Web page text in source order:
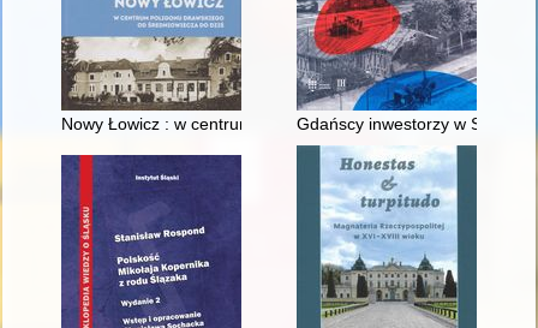
Nowy Łowicz : w centrum poligonu drawskiego od
Gdańscy inwestorzy w